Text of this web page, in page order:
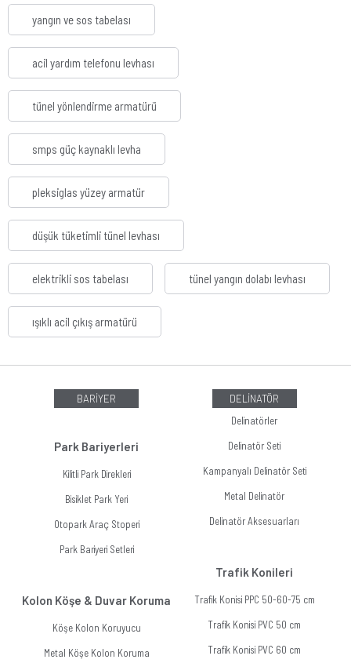
yangın ve sos tabelası
acil yardım telefonu levhası
tünel yönlendirme armatürü
smps güç kaynaklı levha
pleksiglas yüzey armatür
düşük tüketimli tünel levhası
elektrikli sos tabelası tünel yangın dolabı levhası
ışıklı acil çıkış armatürü
BARİYER
Park Bariyerleri
Kilitli Park Direkleri
Bisiklet Park Yeri
Otopark Araç Stoperi
Park Bariyeri Setleri
Kolon Köşe & Duvar Koruma
Köşe Kolon Koruyucu
Metal Köşe Kolon Koruma
DELİNATÖR
Delinatörler
Delinatör Seti
Kampanyalı Delinatör Seti
Metal Delinatör
Delinatör Aksesuarları
Trafik Konileri
Trafik Konisi PPC 50-60-75 cm
Trafik Konisi PVC 50 cm
Trafik Konisi PVC 60 cm